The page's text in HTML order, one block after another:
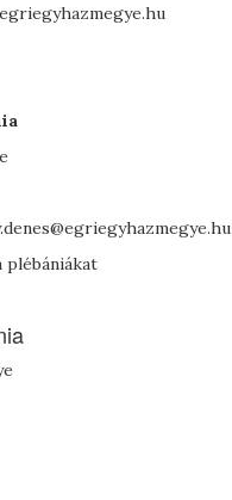
plébániákat